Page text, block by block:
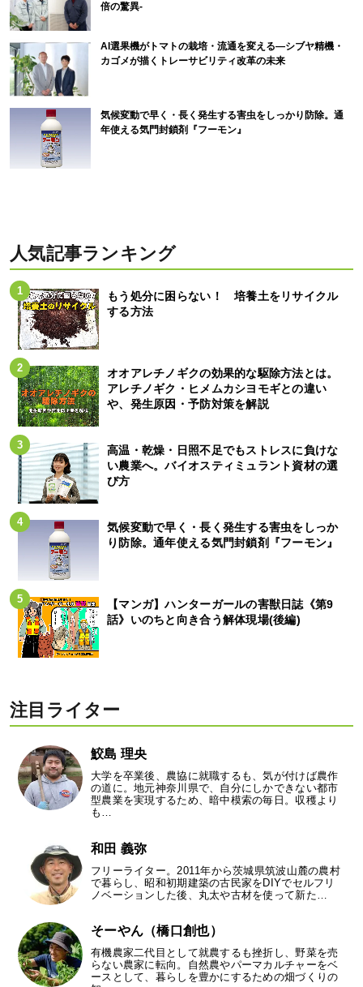
倍の驚異-
AI選果機がトマトの栽培・流通を変える―シブヤ精機・
カゴメが描くトレーサビリティ改革の未来
気候変動で早く・長く発生する害虫をしっかり防除。通
年使える気門封鎖剤『フーモン』
人気記事ランキング
もう処分に困らない！ 培養土をリサイクル
する方法
オオアレチノギクの効果的な駆除方法とは。
アレチノギク・ヒメムカシヨモギとの違い
や、発生原因・予防対策を解説
高温・乾燥・日照不足でもストレスに負けな
い農業へ。バイオスティミュラント資材の選
び方
気候変動で早く・長く発生する害虫をしっか
り防除。通年使える気門封鎖剤『フーモン』
【マンガ】ハンターガールの害獣日誌《第9
話》いのちと向き合う解体現場(後編)
注目ライター
鮫島 理央
大学を卒業後、農協に就職するも、気が付けば農作
の道に。地元神奈川県で、自分にしかできない都市
型農業を実現するため、暗中模索の毎日。収穫より
も…
和田 義弥
フリーライター。2011年から茨城県筑波山麓の農村
で暮らし、昭和初期建築の古民家をDIYでセルフリ
ノベーションした後、丸太や古材を使って新た…
そーやん（橋口創也）
有機農家二代目として就農するも挫折し、野菜を売
らない農家に転向。自然農やパーマカルチャーをベ
ースとして、暮らしを豊かにするための畑づくりの